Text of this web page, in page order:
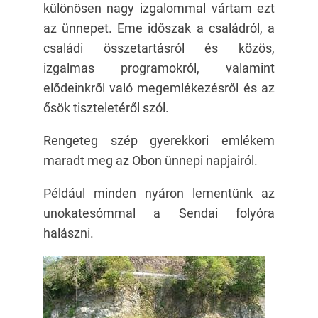
különösen nagy izgalommal vártam ezt
az ünnepet. Eme időszak a családról, a
családi összetartásról és közös,
izgalmas programokról, valamint
elődeinkről való megemlékezésről és az
ősök tiszteletéről szól.
Rengeteg szép gyerekkori emlékem
maradt meg az Obon ünnepi napjairól.
Például minden nyáron lementünk az
unokatesómmal a Sendai folyóra
halászni.